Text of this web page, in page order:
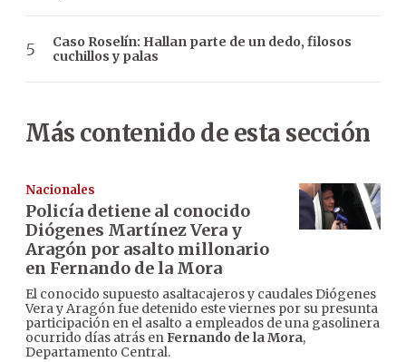
Caso Roselín: Hallan parte de un dedo, filosos
cuchillos y palas
Más contenido de esta sección
Nacionales
Policía detiene al conocido
Diógenes Martínez Vera y
Aragón por asalto millonario
en Fernando de la Mora
El conocido supuesto asaltacajeros y caudales Diógenes
Vera y Aragón fue detenido este viernes por su presunta
participación en el asalto a empleados de una gasolinera
ocurrido días atrás enFernando de la Mora,
Departamento Central.